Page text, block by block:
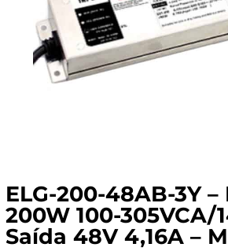
ELG-200-48AB-3Y
200W 100-305VCA/
Saída 48V 4,16A –